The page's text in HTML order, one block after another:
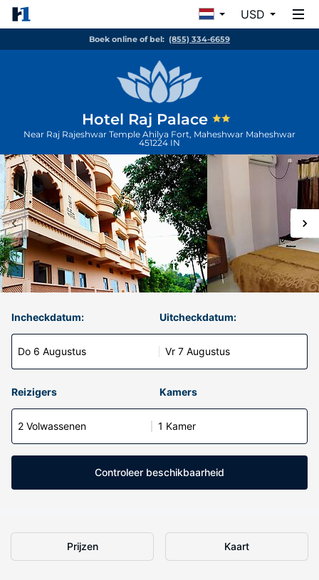
USD
Boek online of bel: (855) 334-6659
Hotel Raj Palace
Near Raj Rajeshwar Temple Ahilya Fort, Maheshwar Maheshwar
451224 IN
Incheckdatum:
Do 6 Augustus
Uitcheckdatum:
Vr 7 Augustus
Reizigers Kamers
2 Volwassenen 1 Kamer
Controleer beschikbaarheid
Prijzen Kaart